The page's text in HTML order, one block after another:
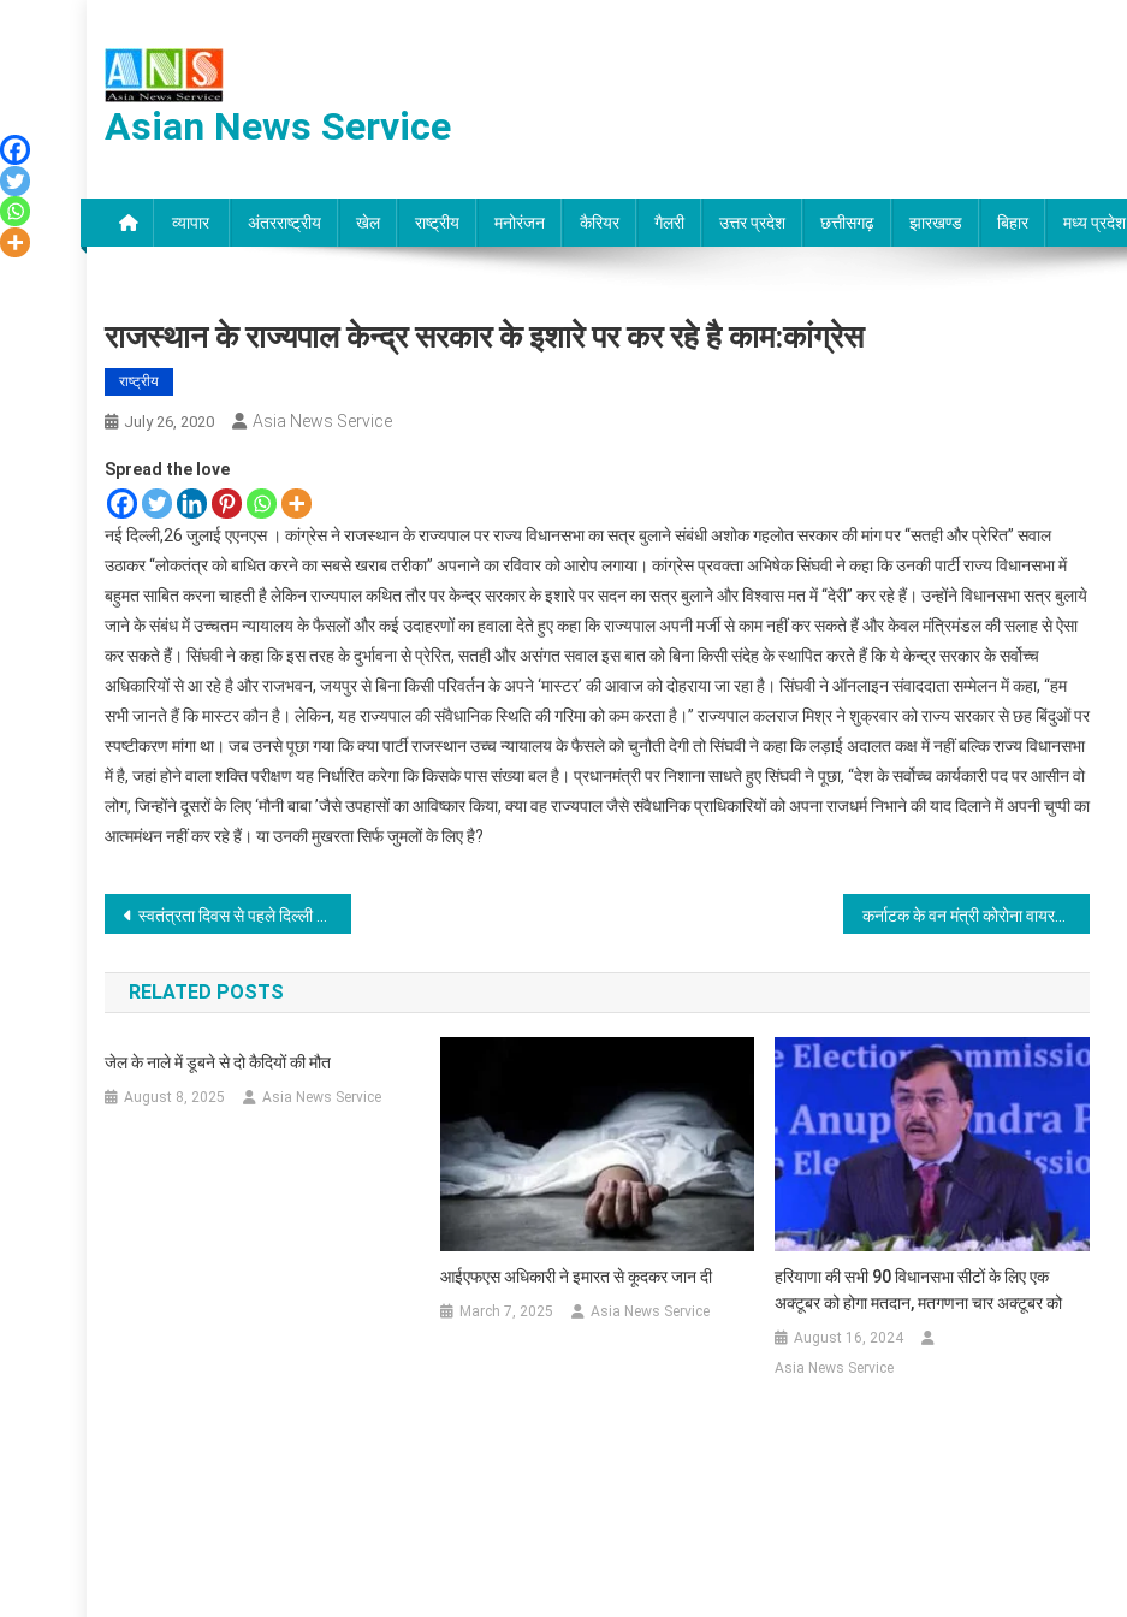
content
Asian News Service
व्यापार अंतरराष्ट्रीय खेल राष्ट्रीय मनोरंजन कैरियर गैलरी उत्तर प्रदेश छत्तीसगढ़ झारखण्ड बिहार मध्य प्रदेश
राजस्थान के राज्यपाल केन्द्र सरकार के इशारे पर कर रहे है काम:कांग्रेस
राष्ट्रीय
July 26, 2020 Asia News Service
Spread the love
नई दिल्ली,26 जुलाई एएनएस । कांग्रेस ने राजस्थान के राज्यपाल पर राज्य विधानसभा का सत्र बुलाने संबंधी अशोक गहलोत सरकार की मांग पर ‘‘सतही और प्रेरित’’ सवाल
उठाकर ‘‘लोकतंत्र को बाधित करने का सबसे खराब तरीका’’ अपनाने का रविवार को आरोप लगाया। कांग्रेस प्रवक्ता अभिषेक सिंघवी ने कहा कि उनकी पार्टी राज्य विधानसभा में
बहुमत साबित करना चाहती है लेकिन राज्यपाल कथित तौर पर केन्द्र सरकार के इशारे पर सदन का सत्र बुलाने और विश्वास मत में ‘‘देरी’’ कर रहे हैं। उन्होंने विधानसभा सत्र बुलाये
जाने के संबंध में उच्चतम न्यायालय के फैसलों और कई उदाहरणों का हवाला देते हुए कहा कि राज्यपाल अपनी मर्जी से काम नहीं कर सकते हैं और केवल मंत्रिमंडल की सलाह से ऐसा
कर सकते हैं। सिंघवी ने कहा कि इस तरह के दुर्भावना से प्रेरित, सतही और असंगत सवाल इस बात को बिना किसी संदेह के स्थापित करते हैं कि ये केन्द्र सरकार के सर्वोच्च
अधिकारियों से आ रहे है और राजभवन, जयपुर से बिना किसी परिवर्तन के अपने ‘मास्टर’ की आवाज को दोहराया जा रहा है। सिंघवी ने ऑनलाइन संवाददाता सम्मेलन में कहा, ‘‘हम
सभी जानते हैं कि मास्टर कौन है। लेकिन, यह राज्यपाल की संवैधानिक स्थिति की गरिमा को कम करता है।’’ राज्यपाल कलराज मिश्र ने शुक्रवार को राज्य सरकार से छह बिंदुओं पर
स्पष्टीकरण मांगा था। जब उनसे पूछा गया कि क्या पार्टी राजस्थान उच्च न्यायालय के फैसले को चुनौती देगी तो सिंघवी ने कहा कि लड़ाई अदालत कक्ष में नहीं बल्कि राज्य विधानसभा
में है, जहां होने वाला शक्ति परीक्षण यह निर्धारित करेगा कि किसके पास संख्या बल है। प्रधानमंत्री पर निशाना साधते हुए सिंघवी ने पूछा, ‘‘देश के सर्वोच्च कार्यकारी पद पर आसीन वो
लोग, जिन्होंने दूसरों के लिए ‘मौनी बाबा ’जैसे उपहासों का आविष्कार किया, क्या वह राज्यपाल जैसे संवैधानिक प्राधिकारियों को अपना राजधर्म निभाने की याद दिलाने में अपनी चुप्पी का
आत्ममंथन नहीं कर रहे हैं। या उनकी मुखरता सिर्फ जुमलों के लिए है?
Post
navigation
स्वतंत्रता दिवस से पहले दिल्ली में अलर्ट जारी कर्नाटक के वन मंत्री कोरोना वायरस से संक्रमित
RELATED POSTS
जेल के नाले में डूबने से दो कैदियों की मौत
August 8, 2025 Asia News Service
आईएफएस अधिकारी ने इमारत से कूदकर जान दी
March 7, 2025 Asia News Service
हरियाणा की सभी 90 विधानसभा सीटों के लिए एक
अक्टूबर को होगा मतदान, मतगणना चार अक्टूबर को
August 16, 2024
Asia News Service